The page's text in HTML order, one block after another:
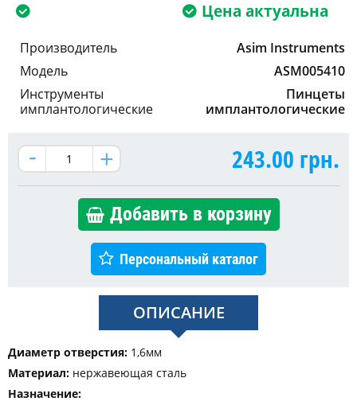
Цена актуальна
Производитель
Asim Instruments
Модель
ASM005410
Инструменты
имплантологические
Пинцеты
имплантологические
243.00 грн.
Добавить в корзину
Персональный каталог
ОПИСАНИЕ
Диаметр отверстия: 1,6мм
Материал: нержавеющая сталь
Назначение: